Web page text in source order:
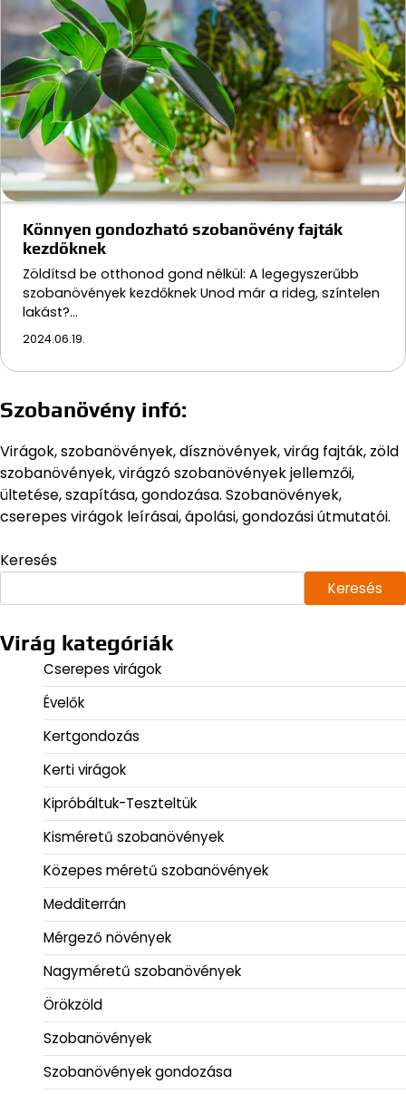
Könnyen gondozható szobanövény fajták
kezdőknek
Zöldítsd be otthonod gond nélkül: A legegyszerűbb
szobanövények kezdőknek Unod már a rideg, színtelen
lakást?…
2024.06.19.
Szobanövény infó:
Virágok, szobanövények, dísznövények, virág fajták, zöld
szobanövények, virágzó szobanövények jellemzői,
ültetése, szapítása, gondozása. Szobanövények,
cserepes virágok leírásai, ápolási, gondozási útmutatói.
Keresés
Keresés
Virág kategóriák
Cserepes virágok
Évelők
Kertgondozás
Kerti virágok
Kipróbáltuk-Teszteltük
Kisméretű szobanövények
Közepes méretű szobanövények
Medditerrán
Mérgező növények
Nagyméretű szobanövények
Örökzöld
Szobanövények
Szobanövények gondozása